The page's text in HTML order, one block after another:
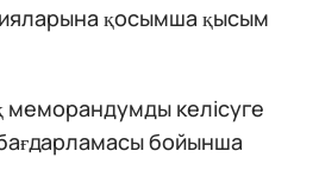
қосымша қысым
меморандумды келісуге
бойынша